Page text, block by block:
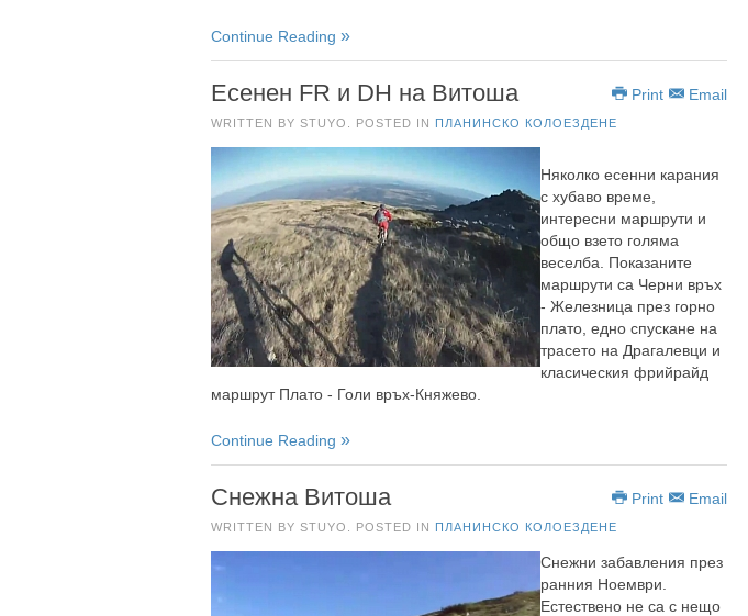
Continue Reading
Email
Print
Есенен FR и DH на Витоша
WRITTEN BY STUYO. POSTED IN ПЛАНИНСКО КОЛОЕЗДЕНЕ
Няколко есенни карания
с хубаво време,
интересни маршрути и
общо взето голяма
веселба. Показаните
маршрути са Черни връх
- Железница през горно
плато, едно спускане на
трасето на Драгалевци и
класическия фрийрайд
маршрут Плато - Голи връх-Княжево.
Continue Reading
Email
Print
Снежна Витоша
WRITTEN BY STUYO. POSTED IN ПЛАНИНСКО КОЛОЕЗДЕНЕ
Снежни забавления през
ранния Ноември.
Естествено не са с нещо